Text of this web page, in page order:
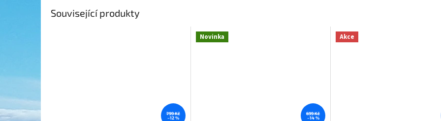
Související produkty
799 Kč
–12 %
Novinka
699 Kč
–14 %
Akce